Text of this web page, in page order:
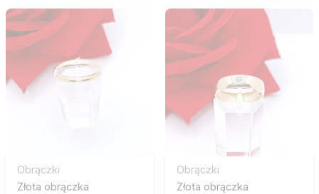
Obrączki
Złota obrączka
Obrączki
Złota obrączka